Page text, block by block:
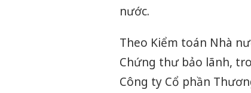
nước.
Theo Kiểm toán Nhà
Chứng thư bảo lãnh,
Công ty Cổ phần